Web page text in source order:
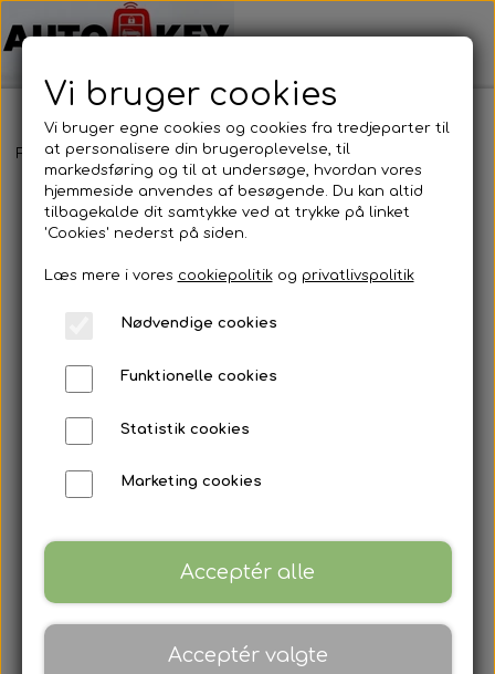
Forside Bilnøgler Opel Nøglehus Opel - Nøglehus
Vi bruger cookies
Vi bruger egne cookies og cookies fra tredjeparter til
at personalisere din brugeroplevelse, til
markedsføring og til at undersøge, hvordan vores
hjemmeside anvendes af besøgende. Du kan altid
tilbagekalde dit samtykke ved at trykke på linket
'Cookies' nederst på siden.
Læs mere i vores cookiepolitikog privatlivspolitik
Nødvendige cookies
Funktionelle cookies
Statistik cookies
Marketing cookies
Acceptér alle
Acceptér valgte